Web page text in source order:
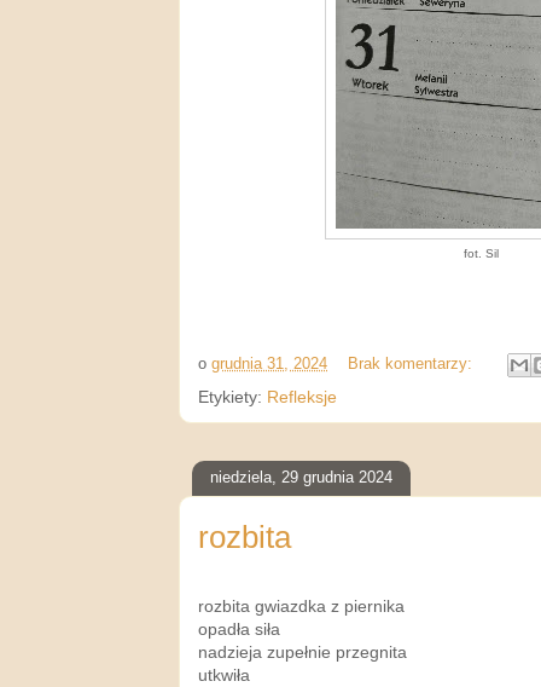
fot. Sil
o grudnia 31, 2024
Brak komentarzy:
Etykiety: Refleksje
niedziela, 29 grudnia 2024
rozbita
rozbita gwiazdka z piernika
opadła siła
nadzieja zupełnie przegnita
utkwiła